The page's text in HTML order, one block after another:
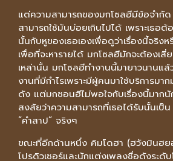
แต่ความสามารถของมกโซลฮีมีข้อจำกัด
สามารถใช้มันบ่อยเกินไปได้ เพราะเธอ
นั้นกับหูของเธอเองเพื่อดูว่าเรื่องนี้จริง
เพื่อที่จะหารายได้ มกโซลฮีมักจะต้องเ
เหล่านั้น มกโซลฮีทำงานนี้มายาวนานแ
งานที่มีกำไรเพราะมีผู้คนมาใช้บริการมา
ดัง แต่มกซอนฮีไม่พอใจกับเรื่องนี้มากนั
สงสัยว่าความสามารถที่เธอได้รับนั้นเป็
“คำสาป” จริงๆ
ขณะที่อีกด้านหนึ่ง คิมโดฮา (ฮวังมินฮย
โปรดิวเซอร์และนักแต่งเพลงชื่อดังระดั